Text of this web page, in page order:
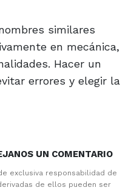
similares
en mecánica,
Hacer un
errores y elegir la
UN COMENTARIO
exclusiva responsabilidad de
de ellos pueden ser